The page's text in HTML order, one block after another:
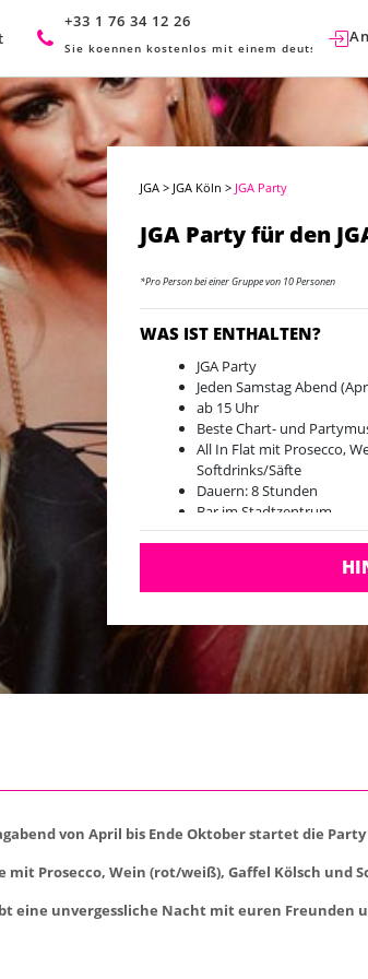
+33 1 76 34 12 26
Sie koennen kostenlos mit einem deutschen
JGA > JGA Köln > JGA Party
JGA Party für den
*Pro Person bei einer Gruppe von 10 Personen
WAS IST ENTHALTEN?
JGA Party
Jeden Samstag Abend
ab 15 Uhr
Beste Chart- und
All In Flat mit Prosecco,
Softdrinks/Säfte
Dauern: 8 Stunden
Bar im Stadtzentrum
von April bis Ende Oktober startet die Party
Prosecco, Wein (rot/weiß), Gaffel Kölsch und
unvergessliche Nacht mit euren Freunden